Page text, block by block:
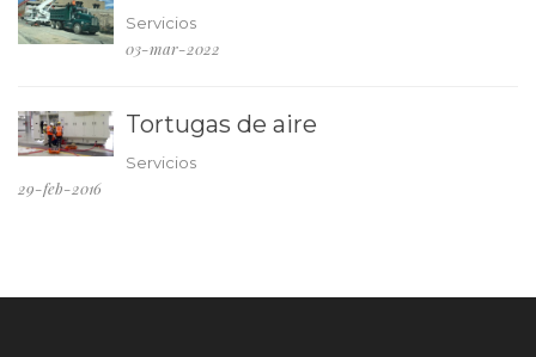
Servicios
03-mar-2022
Tortugas de aire
Servicios
29-feb-2016